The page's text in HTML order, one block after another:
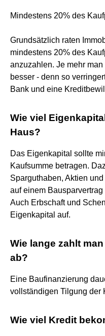
Mindestens 20% des
Grundsätzlich raten
mindestens 20% des
anzuzahlen. Je mehr
besser - denn so
Bank und eine
Wie viel
Haus?
Das Eigenkapital sollte
Kaufsumme betragen.
Sparguthaben, Aktien
auf einem
Auch Erbschaft und
Eigenkapital auf.
Wie lange zahlt
ab?
Eine Baufinanzierung
vollständigen Tilgung der
Wie viel Kredit